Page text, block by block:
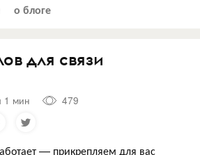
о блоге
для связи
1 мин
479
— прикрепляем для вас